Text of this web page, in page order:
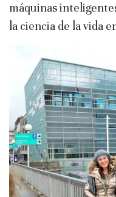
máquinas
la ciencia de la vida